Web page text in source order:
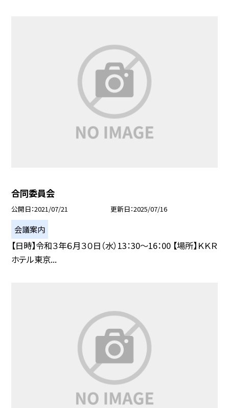
合同委員会
公開日 2021/07/21 更新日 2025/07/16
会議案内
【日時】令和３年６月３０日（水）13：30〜16：00 【場所】ＫＫＲ
ホテル東京...